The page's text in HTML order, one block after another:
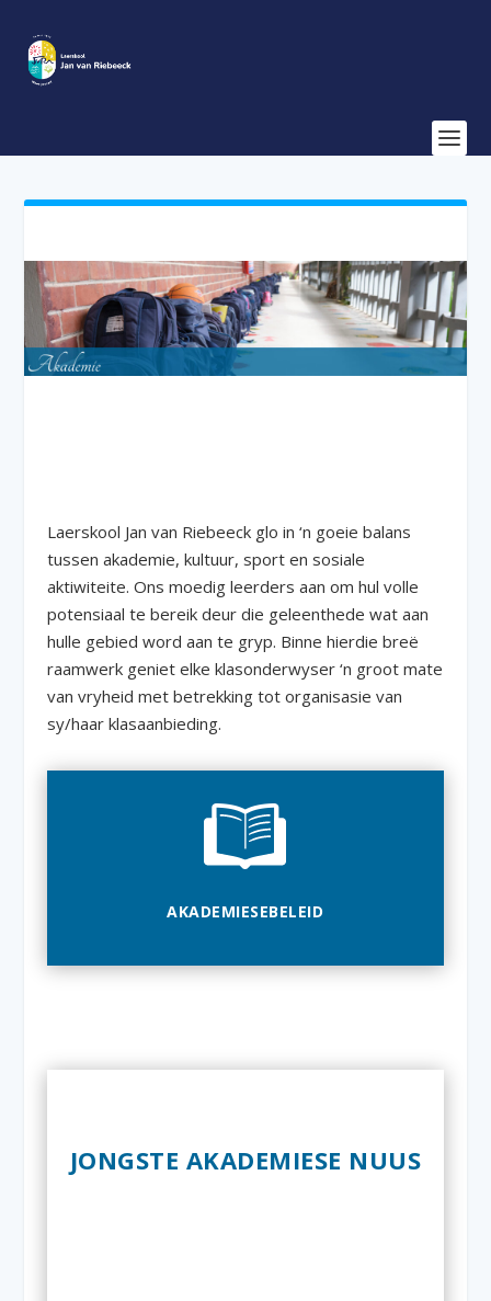
Laerskool Jan van Riebeeck glo in ‘n goeie balans
tussen akademie, kultuur, sport en sosiale
aktiwiteite. Ons moedig leerders aan om hul volle
potensiaal te bereik deur die geleenthede wat aan
hulle gebied word aan te gryp. Binne hierdie breë
raamwerk geniet elke klasonderwyser ‘n groot mate
van vryheid met betrekking tot organisasie van
sy/haar klasaanbieding.
AKADEMIESEBELEID
JONGSTE AKADEMIESE NUUS